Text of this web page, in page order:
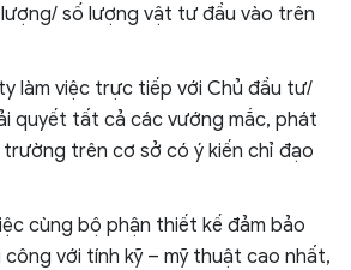
số lượng vật tư đầu vào trên
làm việc trực tiếp với Chủ đầu tư/
quyết tất cả các vướng mắc, phát
trên cơ sở có ý kiến chỉ đạo
cùng bộ phận thiết kế đảm bảo
với tính kỹ – mỹ thuật cao nhất,